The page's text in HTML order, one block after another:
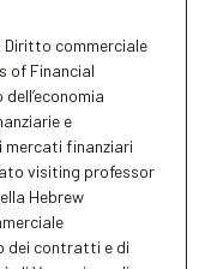
Diritto commerciale
of Financial
e
mercati finanziari
visiting professor
Hebrew
dei contratti e di